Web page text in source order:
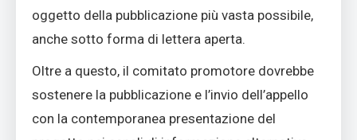
oggetto della pubblicazione più vasta possibile,
anche sotto forma di lettera aperta.
Oltre a questo, il comitato promotore dovrebbe
sostenere la pubblicazione e l’invio dell’appello
con la contemporanea presentazione del